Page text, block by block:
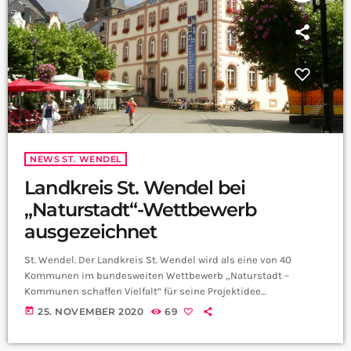
NEWS ST. WENDEL
Landkreis St. Wendel bei
„Naturstadt“-Wettbewerb
ausgezeichnet
St. Wendel. Der Landkreis St. Wendel wird als eine von 40
Kommunen im bundesweiten Wettbewerb „Naturstadt –
Kommunen schaffen Vielfalt“ für seine Projektidee
„Wildbienen-Schulen im Landkreis St. Wendel – Bienenweiden
today 25. NOVEMBER 2020 69